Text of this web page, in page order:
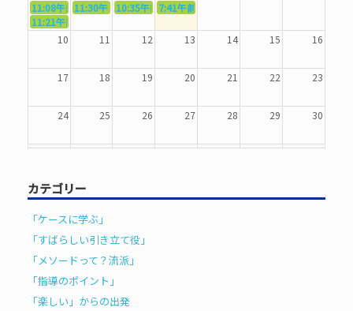
11:08午前
5367．～機能を育てる〜
11:30午前5369．～歌唱造形〜
10:35午前 5370．～バランスを〜
7:41午前
11:21午前
10
11 12 13 14 15 16
17 18 19 20 21 22 23
24 25 26 27 28 29 30
31 1 2 3 4 5 6
カテゴリー
「ケースに学ぶ」
「すばらしい引き立て役」
「メソードって？流派」
「指導のポイント」
「楽しい」からの出発